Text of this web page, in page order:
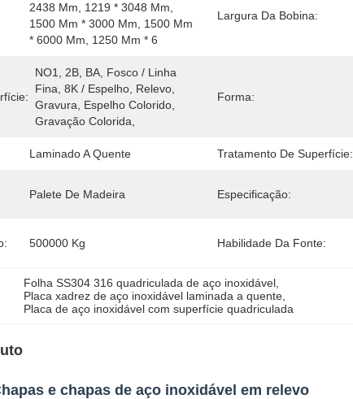
2438 Mm, 1219 * 3048 Mm,
1500 Mm * 3000 Mm, 1500 Mm
* 6000 Mm, 1250 Mm * 6
Largura Da Bobina:
NO1, 2B, BA, Fosco / Linha
Fina, 8K / Espelho, Relevo,
Gravura, Espelho Colorido,
Gravação Colorida,
Forma:
Laminado A Quente Tratamento De Superfície:
Palete De Madeira Especificação:
500000 Kg Habilidade Da Fonte:
Folha SS304 316 quadriculada de aço inoxidável
Placa xadrez de aço inoxidável laminada a quente
Placa de aço inoxidável com superfície quadriculada
e chapas de aço inoxidável em relevo